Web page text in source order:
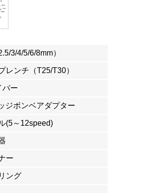
3/4/5/6/8mm）
レンチ（T25/T30）
バー
ジボンベアダプター
(5～12speed)
ー
ング